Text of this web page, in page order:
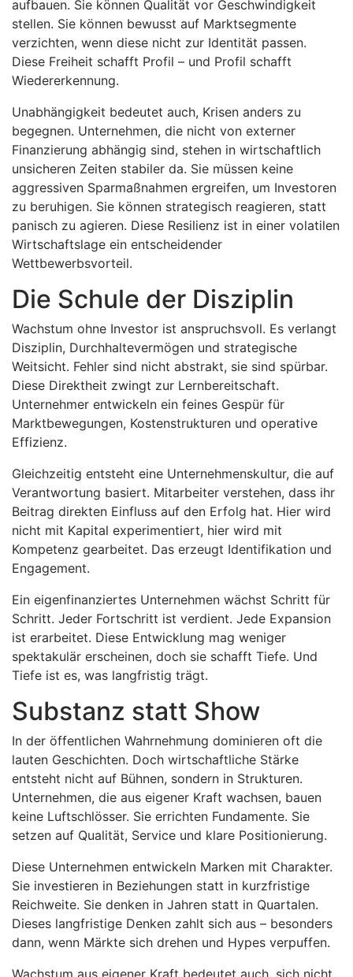
aufbauen. Sie können Qualität vor Geschwindigkeit
stellen. Sie können bewusst auf Marktsegmente
verzichten, wenn diese nicht zur Identität passen.
Diese Freiheit schafft Profil – und Profil schafft
Wiedererkennung.
Unabhängigkeit bedeutet auch, Krisen anders zu
begegnen. Unternehmen, die nicht von externer
Finanzierung abhängig sind, stehen in wirtschaftlich
unsicheren Zeiten stabiler da. Sie müssen keine
aggressiven Sparmaßnahmen ergreifen, um Investoren
zu beruhigen. Sie können strategisch reagieren, statt
panisch zu agieren. Diese Resilienz ist in einer volatilen
Wirtschaftslage ein entscheidender
Wettbewerbsvorteil.
Die Schule der Disziplin
Wachstum ohne Investor ist anspruchsvoll. Es verlangt
Disziplin, Durchhaltevermögen und strategische
Weitsicht. Fehler sind nicht abstrakt, sie sind spürbar.
Diese Direktheit zwingt zur Lernbereitschaft.
Unternehmer entwickeln ein feines Gespür für
Marktbewegungen, Kostenstrukturen und operative
Effizienz.
Gleichzeitig entsteht eine Unternehmenskultur, die auf
Verantwortung basiert. Mitarbeiter verstehen, dass ihr
Beitrag direkten Einfluss auf den Erfolg hat. Hier wird
nicht mit Kapital experimentiert, hier wird mit
Kompetenz gearbeitet. Das erzeugt Identifikation und
Engagement.
Ein eigenfinanziertes Unternehmen wächst Schritt für
Schritt. Jeder Fortschritt ist verdient. Jede Expansion
ist erarbeitet. Diese Entwicklung mag weniger
spektakulär erscheinen, doch sie schafft Tiefe. Und
Tiefe ist es, was langfristig trägt.
Substanz statt Show
In der öffentlichen Wahrnehmung dominieren oft die
lauten Geschichten. Doch wirtschaftliche Stärke
entsteht nicht auf Bühnen, sondern in Strukturen.
Unternehmen, die aus eigener Kraft wachsen, bauen
keine Luftschlösser. Sie errichten Fundamente. Sie
setzen auf Qualität, Service und klare Positionierung.
Diese Unternehmen entwickeln Marken mit Charakter.
Sie investieren in Beziehungen statt in kurzfristige
Reichweite. Sie denken in Jahren statt in Quartalen.
Dieses langfristige Denken zahlt sich aus – besonders
dann, wenn Märkte sich drehen und Hypes verpuffen.